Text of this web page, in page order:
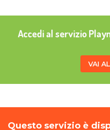
Accedi al servizio
VAI
Questo servizio è